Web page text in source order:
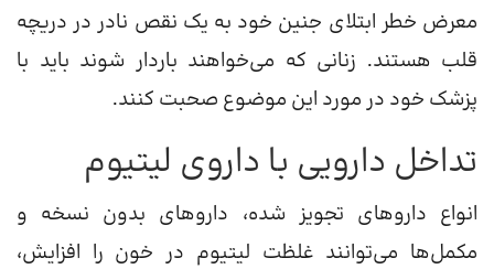
معرض خطر ابتلای جنین خود به یک نقص نادر در دریچه
قلب هستند. زنانی که می‌خواهند باردار شوند باید با
پزشک خود در مورد این موضوع صحبت کنند.
تداخل دارویی با داروی لیتیوم
انواع داروهای تجویز شده، داروهای بدون نسخه و
مکمل‌ها می‌توانند غلظت لیتیوم در خون را افزایش،